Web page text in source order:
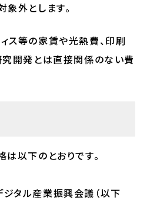
象外とします。
ス等の家賃や光熱費、印刷
究開発とは直接関係のない費
は以下のとおりです。
ル産業振興会議（以下